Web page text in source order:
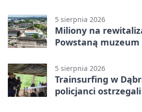
5 sierpnia 2026
Miliony na
Powstaną
5 sierpnia 2026
Trainsurfing w
policjanci